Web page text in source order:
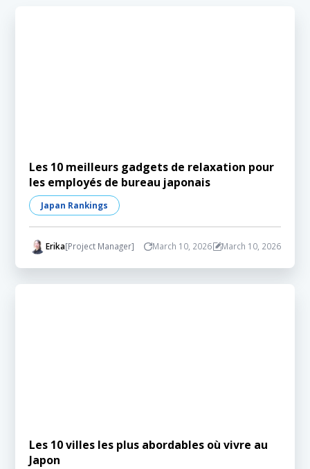
Les 10 meilleurs gadgets de relaxation pour
les employés de bureau japonais
Japan Rankings
Erika[Project Manager] March 10, 2026 March 10, 2026
Les 10 villes les plus abordables où vivre au
Japon